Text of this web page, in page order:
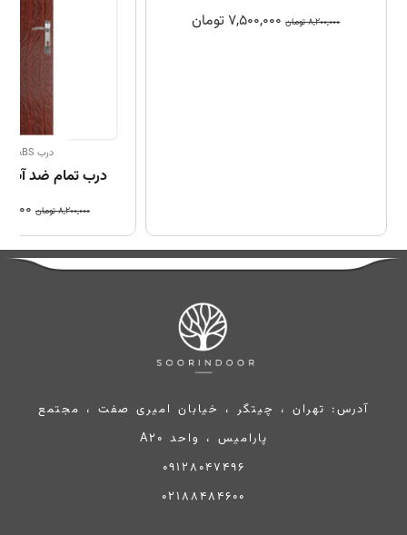
8,200,000 تومان 7,500,000 تومان
درب ABS (ضد آب)
درب تمام ضد آب ABS ماهگونی
8,200,000 تومان
آدرس: تهران ، چیتگر ، خیابان امیری صفت ، مجتمع
پارامیس ، واحد A20
09128047496
02188484600